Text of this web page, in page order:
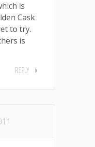
is
Cask
to try.
is
REPLY